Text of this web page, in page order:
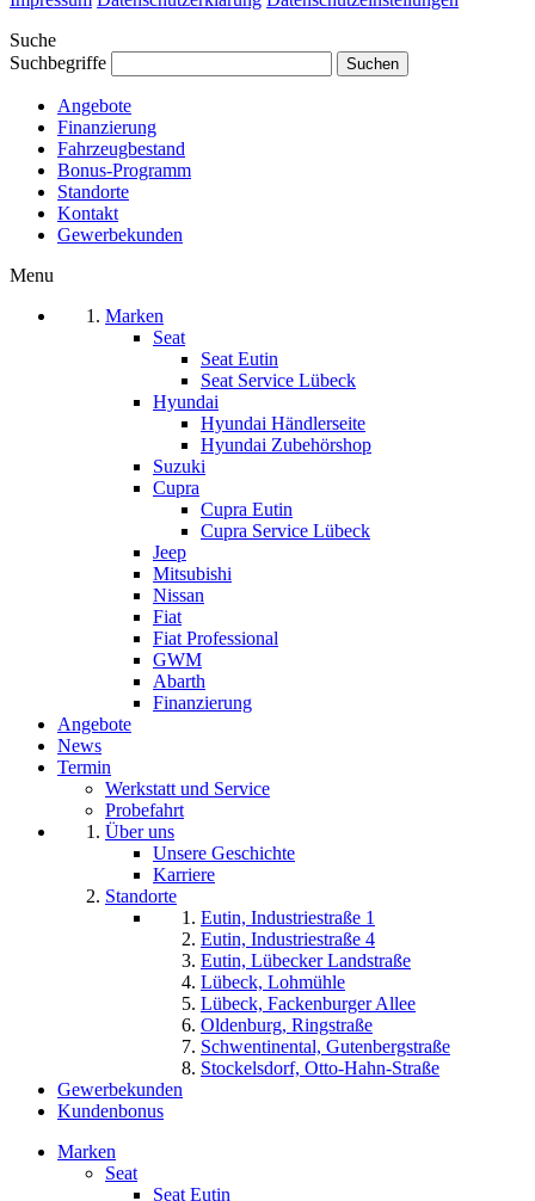
Suche
Suchbegriffe
Angebote
Finanzierung
Fahrzeugbestand
Bonus-Programm
Standorte
Kontakt
Gewerbekunden
Menu
Marken
Seat
Seat Eutin
Seat Service Lübeck
Hyundai
Hyundai Händlerseite
Hyundai Zubehörshop
Suzuki
Cupra
Cupra Eutin
Cupra Service Lübeck
Jeep
Mitsubishi
Nissan
Fiat
Fiat Professional
GWM
Abarth
Finanzierung
Angebote
News
Termin
Werkstatt und Service
Probefahrt
Über uns
Unsere Geschichte
Karriere
Standorte
Eutin, Industriestraße 1
Eutin, Industriestraße 4
Eutin, Lübecker Landstraße
Lübeck, Lohmühle
Lübeck, Fackenburger Allee
Oldenburg, Ringstraße
Schwentinental, Gutenbergstraße
Stockelsdorf, Otto-Hahn-Straße
Gewerbekunden
Kundenbonus
Marken
Seat
Seat Eutin